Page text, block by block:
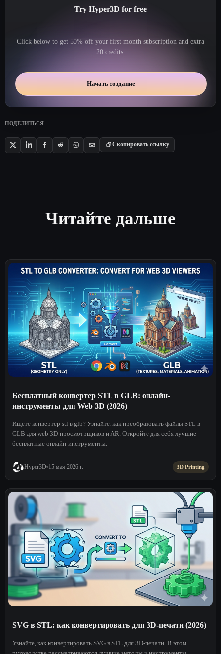
Try Hyper3D for free
Click below to get 50% off your first month subscription and extra
20 credits.
Начать создание
ПОДЕЛИТЬСЯ
Скопировать ссылку
Читайте дальше
Бесплатный конвертер STL в GLB: онлайн-
инструменты для Web 3D (2026)
Ищете конвертер stl в glb? Узнайте, как преобразовать файлы STL в
GLB для web 3D-просмотрщиков и AR. Откройте для себя лучшие
бесплатные онлайн-инструменты.
Hyper3D 15 мая 2026 г. 3D Printing
SVG в STL: как конвертировать для 3D-печати (2026)
Узнайте, как конвертировать SVG в STL для 3D-печати. В этом
руководстве рассматриваются лучшие методы и инструменты,